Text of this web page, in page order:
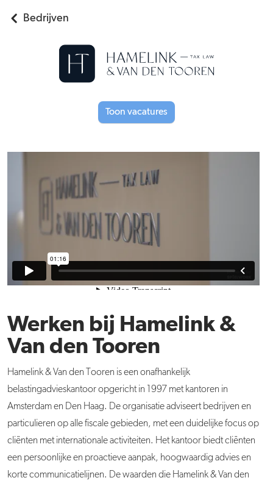
Bedrijven
Toon vacatures
Werken bij Hamelink &
Van den Tooren
Hamelink & Van den Tooren is een onafhankelijk
belastingadvieskantoor opgericht in 1997 met kantoren in
Amsterdam en Den Haag. De organisatie adviseert bedrijven en
particulieren op alle fiscale gebieden, met een duidelijke focus op
cliënten met internationale activiteiten. Het kantoor biedt cliënten
een persoonlijke en proactieve aanpak, hoogwaardig advies en
korte communicatielijnen. De waarden die Hamelink & Van den